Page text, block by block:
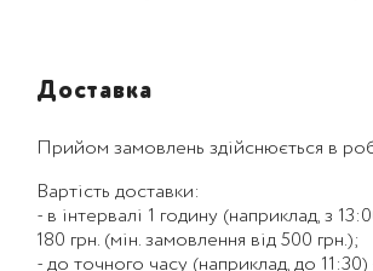
Доставка
Прийом замовлень здійснюється в
Вартість доставки:
- в інтервалі 1 годину (наприклад, з
180 грн. (мін. замовлення від 500 грн.);
- до точного часу (наприклад, до 11:30)